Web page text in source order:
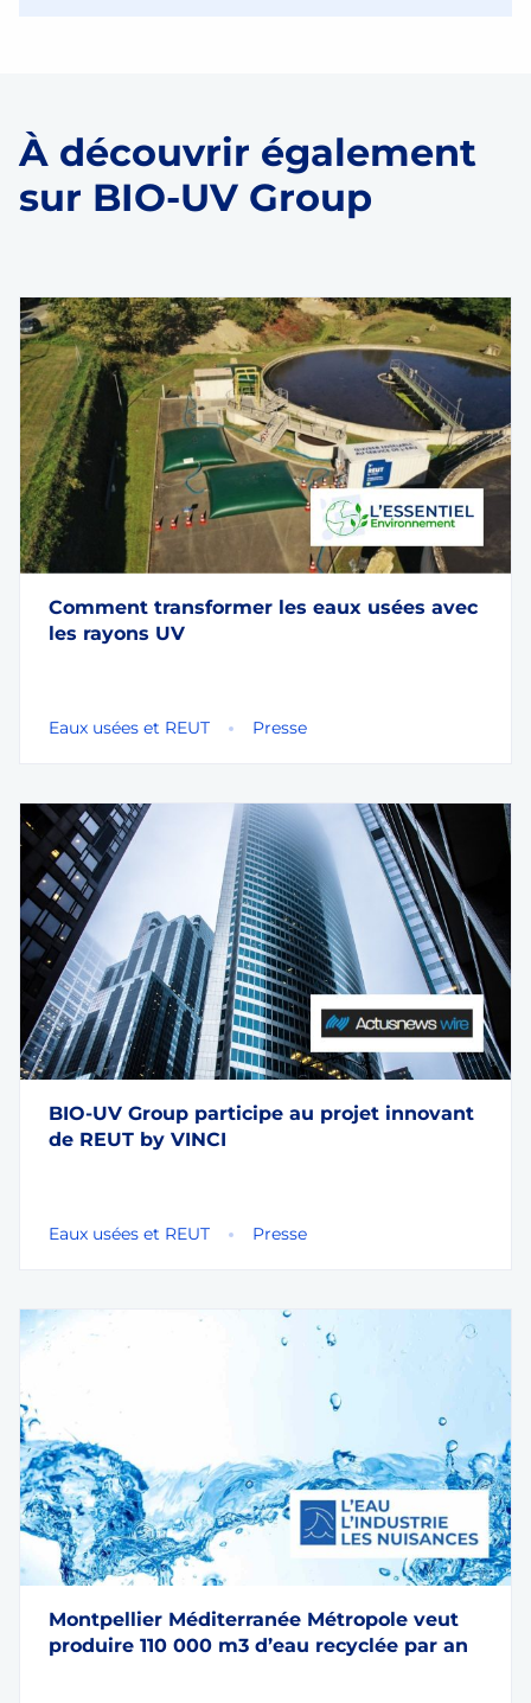
À découvrir également
sur BIO-UV Group
Comment transformer les eaux usées avec
les rayons UV
Eaux usées et REUT Presse
BIO-UV Group participe au projet innovant
de REUT by VINCI
Eaux usées et REUT Presse
Montpellier Méditerranée Métropole veut
produire 110 000 m3 d’eau recyclée par an